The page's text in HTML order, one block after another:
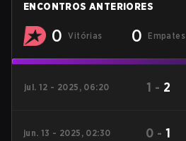
ENCONTROS ANTERIORES
0 Vitórias 0 Empates
jul. 12 - 2025, 06:20 1 - 2
jun. 13 - 2025, 02:30 0 -1